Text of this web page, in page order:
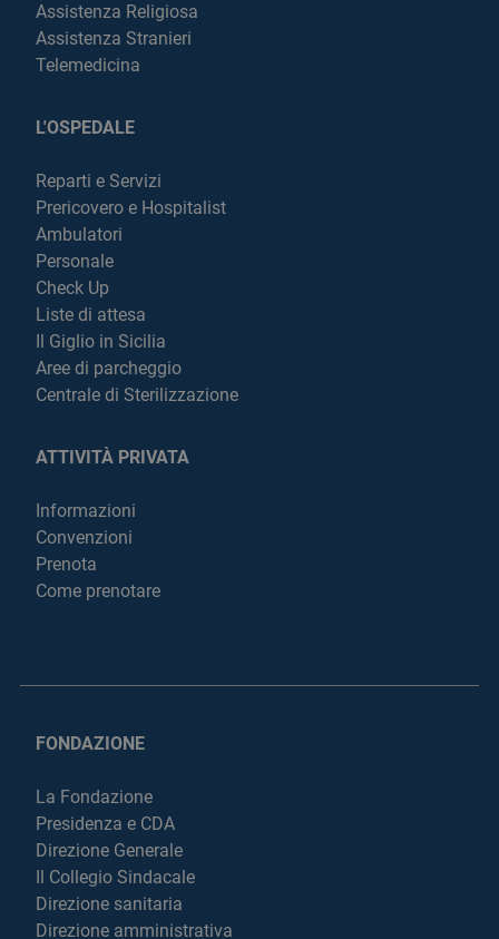
Assistenza Religiosa
Assistenza Stranieri
Telemedicina
L'OSPEDALE
Reparti e Servizi
Prericovero e Hospitalist
Ambulatori
Personale
Check Up
Liste di attesa
Il Giglio in Sicilia
Aree di parcheggio
Centrale di Sterilizzazione
ATTIVITÀ PRIVATA
Informazioni
Convenzioni
Prenota
Come prenotare
FONDAZIONE
La Fondazione
Presidenza e CDA
Direzione Generale
Il Collegio Sindacale
Direzione sanitaria
Direzione amministrativa